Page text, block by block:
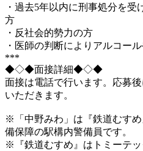
・過去5年以内に刑事処分を
方
・反社会的勢力の方
・医師の判断によりアルコー
***
◆◇◆面接詳細◆◇◆
面接は電話で行います。応募
いただきます。
※「中野みわ」は『鉄道むす
備保障の駅構内警備員です。
※『鉄道むすめ』はトミーテ